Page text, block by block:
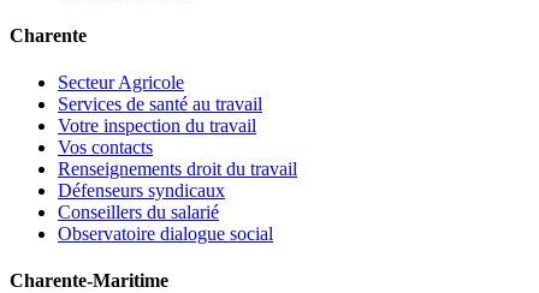
Charente
Secteur Agricole
Services de santé au travail
Votre inspection du travail
Vos contacts
Renseignements droit du travail
Défenseurs syndicaux
Conseillers du salarié
Observatoire dialogue social
Charente-Maritime